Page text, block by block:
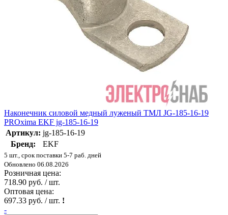
Наконечник силовой медный луженый ТМЛ JG-185-16-19
PROxima EKF jg-185-16-19
Артикул: jg-185-16-19
Бренд:
EKF
5 шт., срок поставки 5-7 раб. дней
Обновлено 06.08.2026
Розничная цена:
718.90 руб. / шт.
Оптовая цена:
697.33 руб. / шт. !
-